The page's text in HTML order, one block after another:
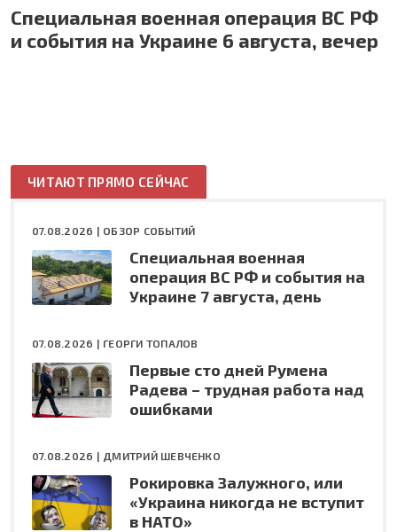
Специальная военная операция ВС РФ
и события на Украине 6 августа, вечер
ЧИТАЮТ ПРЯМО СЕЙЧАС
07.08.2026 | ОБЗОР СОБЫТИЙ
Специальная военная
операция ВС РФ и события на
Украине 7 августа, день
07.08.2026 | ГЕОРГИ ТОПАЛОВ
Первые сто дней Румена
Радева – трудная работа над
ошибками
07.08.2026 | ДМИТРИЙ ШЕВЧЕНКО
Рокировка Залужного, или
«Украина никогда не вступит
в НАТО»